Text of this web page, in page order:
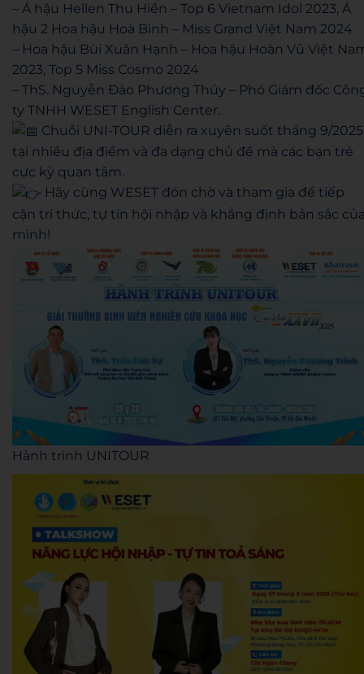
– Á hậu Hellen Thu Hiền – Top 6 Vietnam Idol 2023, Á
hậu 2 Hoa hậu Hoà Bình – Miss Grand Việt Nam 2024
– Hoa hậu Bùi Xuân Hạnh – Hoa hậu Hoàn Vũ Việt
2023, Top 5 Miss Cosmo 2024
– ThS. Nguyễn Đào Phương Thúy – Phó Giám đốc
ty TNHH WESET English Center.
Chuỗi UNI-TOUR diễn ra xuyên suốt tháng 9/2025
tại nhiều địa điểm và đa dạng chủ đề mà các bạn trẻ
cực kỳ quan tâm.
Hãy cùng WESET đón chờ và tham gia để tiếp
cận tri thức, tự tin hội nhập và khẳng định bản sắc
mình!
Hành trình UNITOUR